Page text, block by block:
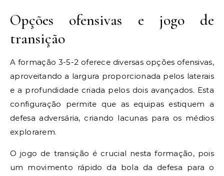
Opções ofensivas e jogo de
transição
A formação 3-5-2 oferece diversas opções ofensivas,
aproveitando a largura proporcionada pelos laterais
e a profundidade criada pelos dois avançados. Esta
configuração permite que as equipas estiquem a
defesa adversária, criando lacunas para os médios
explorarem.
O jogo de transição é crucial nesta formação, pois
um movimento rápido da bola da defesa para o